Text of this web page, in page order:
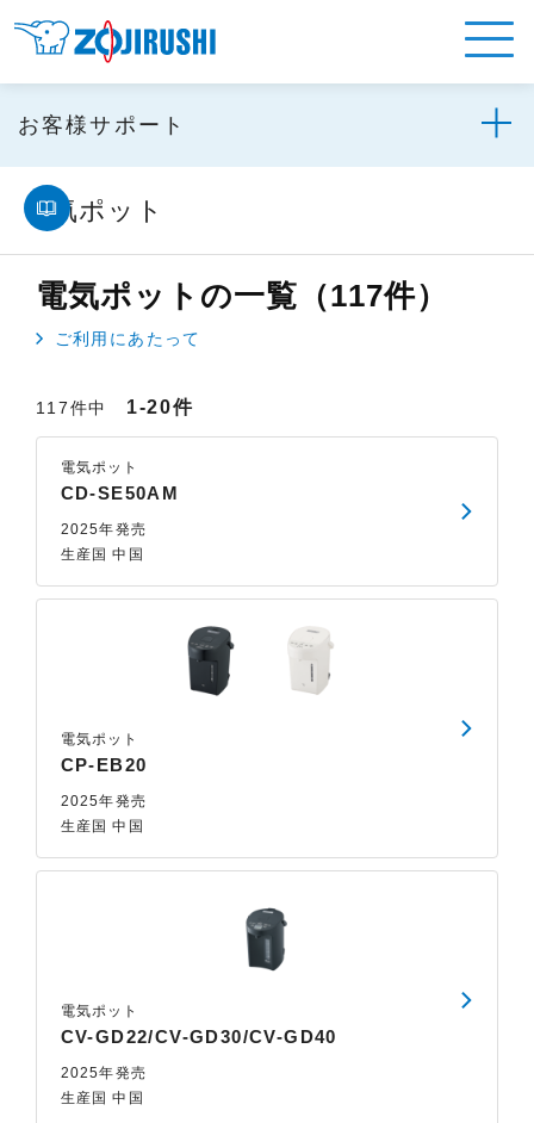
お客様サポート
電気ポット
電気ポットの一覧（117件）
ご利用にあたって
117件中 1-20件
電気ポット
CD-SE50AM
2025年発売
生産国 中国
電気ポット
CP-EB20
2025年発売
生産国 中国
電気ポット
CV-GD22/CV-GD30/CV-GD40
2025年発売
生産国 中国